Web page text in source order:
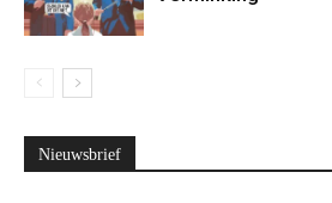
Nieuwsbrief